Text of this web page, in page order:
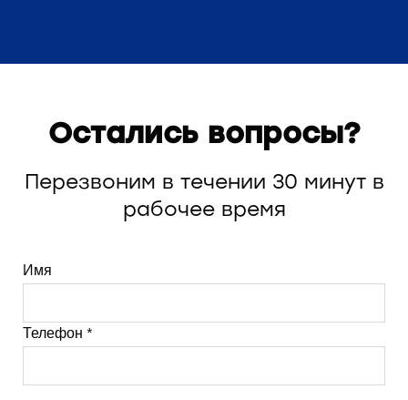
Остались вопросы?
Перезвоним в течении 30 минут в
рабочее время
Имя
Телефон *